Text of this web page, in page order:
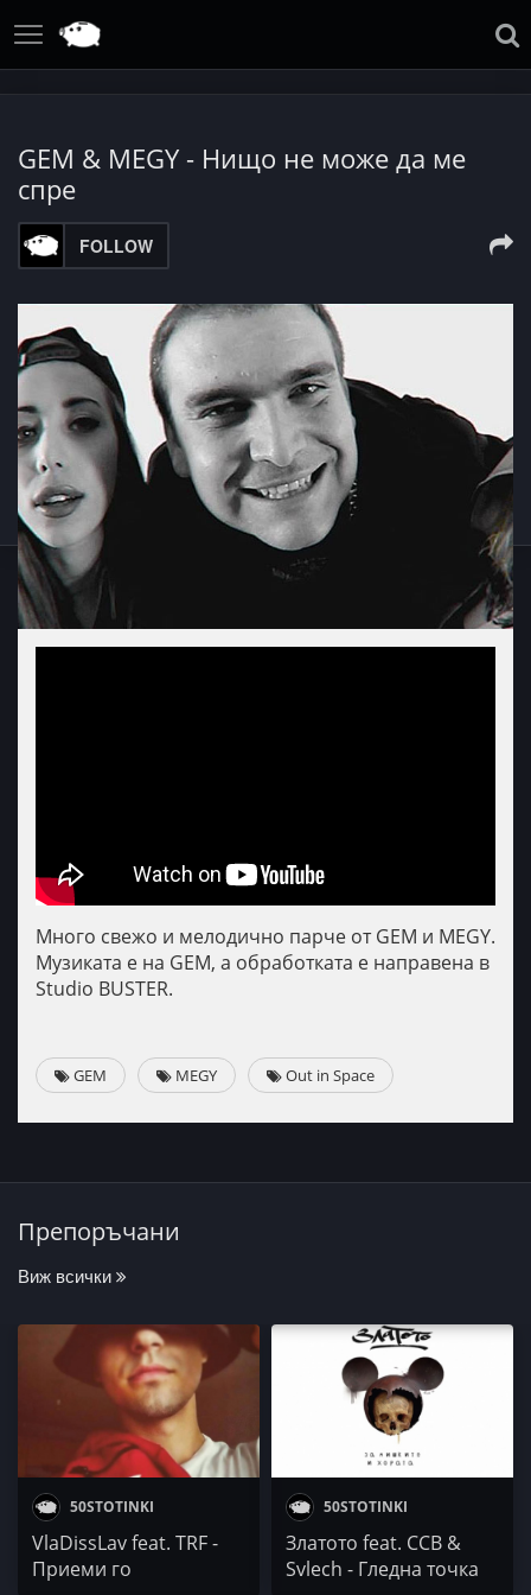
GEM & MEGY - Нищо не може да ме
спре
FOLLOW
Много свежо и мелодично парче от GEM и MEGY.
Музиката е на GEM, а обработката е направена в
Studio BUSTER.
GEM MEGY Out in Space
Препоръчани
Виж всички
50STOTINKI
VlaDissLav feat. TRF -
Приеми го
50STOTINKI
Златото feat. CCB &
Svlech - Гледна точка